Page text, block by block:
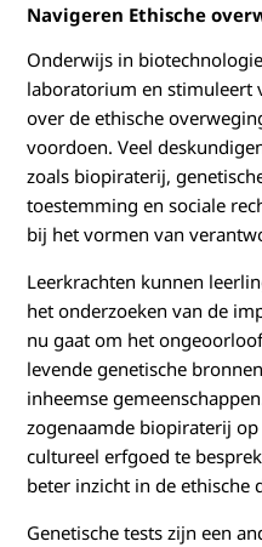
Navigeren Ethische
Onderwijs in
laboratorium en stimuleert
over de ethische
voordoen. Veel
zoals biopiraterij,
toestemming en sociale
bij het vormen van
Leerkrachten kunnen
het onderzoeken van de
nu gaat om het
levende genetische
inheemse
zogenaamde biopiraterij
cultureel erfgoed te
beter inzicht in de ethische
Genetische tests zijn een